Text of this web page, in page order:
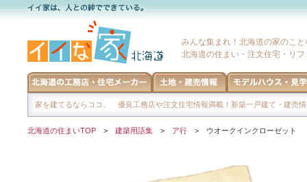
みんな集まれ！北海道の家のこ
北海道の住まい・注文住宅・リ
家を建てるならココ。 優良工務店や注文住宅情報満載！新築一戸建て・建売
北海道の住まいTOP > 建築用語集 > ア行 > ウオークインクローゼット